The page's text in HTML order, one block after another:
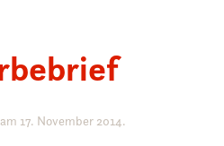
am 17. November 2014.